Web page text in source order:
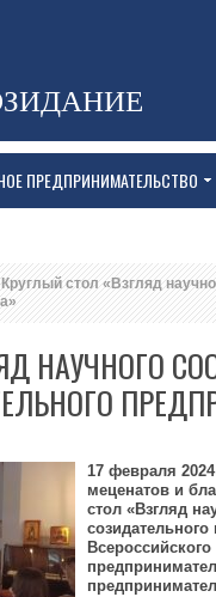
ПРЕДПРИНИМАТЕЛЬСТВО
стол «Взгляд
НАУЧНОГО
17 февраля
меценатов и
стол «Взгляд